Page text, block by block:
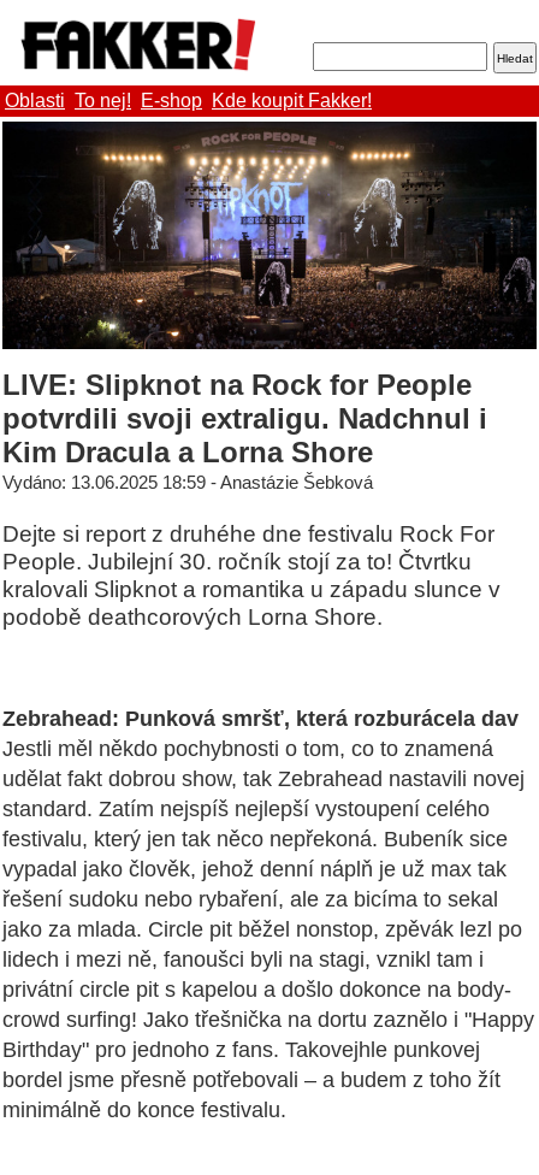
Oblasti To nej! E-shop Kde koupit Fakker!
LIVE: Slipknot na Rock for People
potvrdili svoji extraligu. Nadchnul i
Kim Dracula a Lorna Shore
Vydáno: 13.06.2025 18:59 - Anastázie Šebková
Dejte si report z druhéhe dne festivalu Rock For
People. Jubilejní 30. ročník stojí za to! Čtvrtku
kralovali Slipknot a romantika u západu slunce v
podobě deathcorových Lorna Shore.
Zebrahead: Punková smršť, která rozburácela dav
Jestli měl někdo pochybnosti o tom, co to znamená
udělat fakt dobrou show, tak Zebrahead nastavili novej
standard. Zatím nejspíš nejlepší vystoupení celého
festivalu, který jen tak něco nepřekoná. Bubeník sice
vypadal jako člověk, jehož denní náplň je už max tak
řešení sudoku nebo rybaření, ale za bicíma to sekal
jako za mlada. Circle pit běžel nonstop, zpěvák lezl po
lidech i mezi ně, fanoušci byli na stagi, vznikl tam i
privátní circle pit s kapelou a došlo dokonce na body-
crowd surfing! Jako třešnička na dortu zaznělo i "Happy
Birthday" pro jednoho z fans. Takovejhle punkovej
bordel jsme přesně potřebovali – a budem z toho žít
minimálně do konce festivalu.